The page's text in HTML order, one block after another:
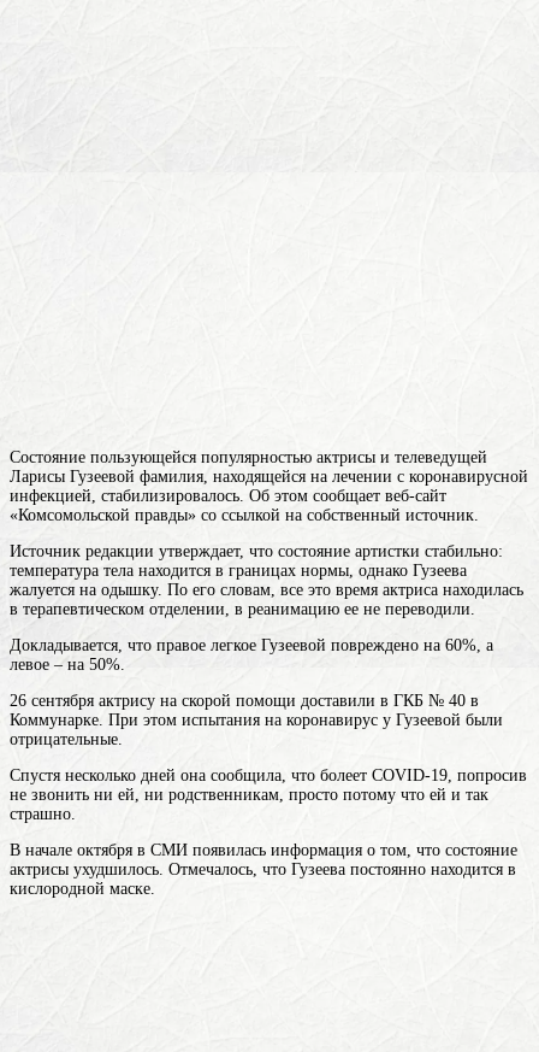
Состояние пользующейся популярностью актрисы и телеведущей
Ларисы Гузеевой фамилия , находящейся на лечении с коронавирусной
инфекцией, стабилизировалось. Об этом сообщает веб-сайт
«Комсомольской правды» со ссылкой на собственный источник.
Источник редакции утверждает, что состояние артистки стабильно:
температура тела находится в границах нормы, однако Гузеева
жалуется на одышку. По его словам, все это время актриса находилась
в терапевтическом отделении, в реанимацию ее не переводили.
Докладывается, что правое легкое Гузеевой повреждено на 60%, а
левое – на 50%.
26 сентября актрису на скорой помощи доставили в ГКБ № 40 в
Коммунарке. При этом испытания на коронавирус у Гузеевой были
отрицательные.
Спустя несколько дней она сообщила, что болеет COVID-19, попросив
не звонить ни ей, ни родственникам, просто потому что ей и так
страшно.
В начале октября в СМИ появилась информация о том, что состояние
актрисы ухудшилось. Отмечалось, что Гузеева постоянно находится в
кислородной маске.